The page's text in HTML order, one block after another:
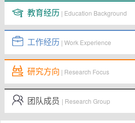
教育经历 | Education Background
工作经历 | Work Experience
研究方向 | Research Focus
团队成员 | Research Group